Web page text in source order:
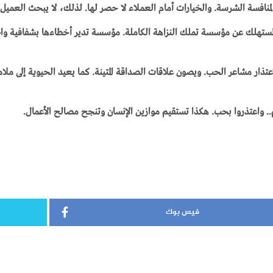
الشرسة. والخيارات أمام العملاء لا حصر لها. لذلك، لا يبحث
عن مؤسسة تملك النزاهة الكاملة. مؤسسة تدير أخطاءها بشفافية
مشاعر الحب. ويصون علاقات الصداقة المتينة. كما يعيد الحيوية إلى
واعتذروا بحب. هكذا تستقيم موازين الإنسان وتنجح مصالح الأعمال.
فيس بوك